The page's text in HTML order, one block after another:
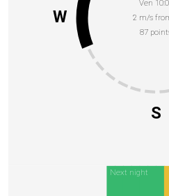
Ven
2 m/s
87
S
W
Next night